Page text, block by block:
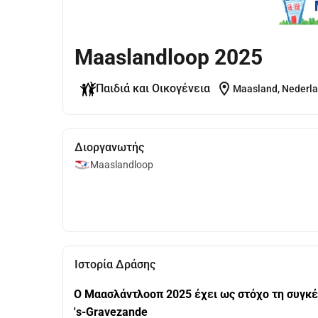
Maaslandloop 2025
Παιδιά και Οικογένεια location_on Maasland,
Διοργανωτής
Maaslandloop
Ιστορία Δράσης
Ο Μαασλάντλοοπ 2025 έχει ως στόχο τη
's-Gravezande